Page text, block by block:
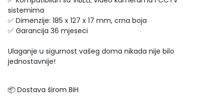
sistemima
✅ Dimenzije: 185 x 127 x 17 mm, crna boja
✅ Garancija 36 mjeseci
Ulaganje u sigurnost vašeg doma nikada nije bilo
jednostavnije!
📦 Dostava širom BiH